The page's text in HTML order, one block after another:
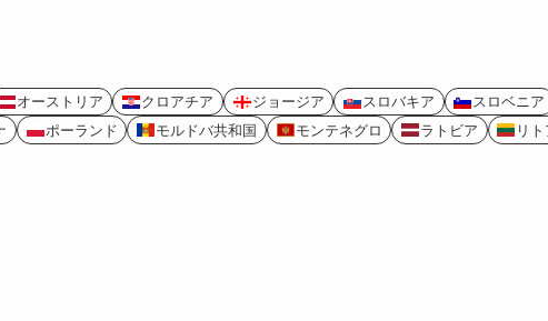
オーストリア クロアチア ジョージア スロバキア スロベニア
ポーランド モルドバ共和国 モンテネグロ ラトビア
リ